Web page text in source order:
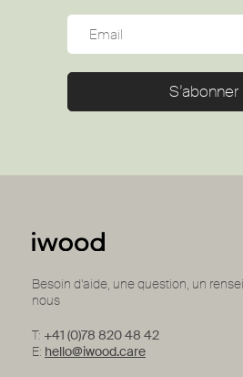
Besoin d’aide, une question, un
nous
T: +41 (0)78 820 48 42
E: hello@iwood.care